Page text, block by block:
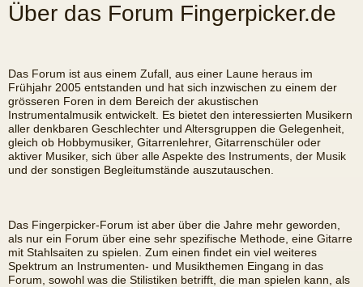
Über das Forum Fingerpicker.de
Das Forum ist aus einem Zufall, aus einer Laune heraus im
Frühjahr 2005 entstanden und hat sich inzwischen zu einem der
grösseren Foren in dem Bereich der akustischen
Instrumentalmusik entwickelt. Es bietet den interessierten Musikern
aller denkbaren Geschlechter und Altersgruppen die Gelegenheit,
gleich ob Hobbymusiker, Gitarrenlehrer, Gitarrenschüler oder
aktiver Musiker, sich über alle Aspekte des Instruments, der Musik
und der sonstigen Begleitumstände auszutauschen.
Das Fingerpicker-Forum ist aber über die Jahre mehr geworden,
als nur ein Forum über eine sehr spezifische Methode, eine Gitarre
mit Stahlsaiten zu spielen. Zum einen findet ein viel weiteres
Spektrum an Instrumenten- und Musikthemen Eingang in das
Forum, sowohl was die Stilistiken betrifft, die man spielen kann, als